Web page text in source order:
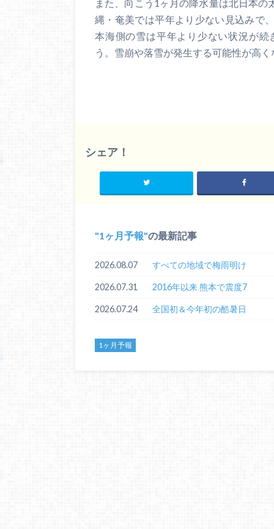
また、向こう1ヶ月の降水量は北日本
縄・奄美では平年より少ない見込みで
本海側の雪は平年より少ない状況が
う。雪崩や落雪が発生する可能性が高
シェア！
1ヶ月予報 の最新記事
2026.08.07 すべての地域で梅雨明け
2026.07.31 2016年以来 熊本で震度7
2026.07.24 全国初＆今年初の酷暑日
1ヶ月予報